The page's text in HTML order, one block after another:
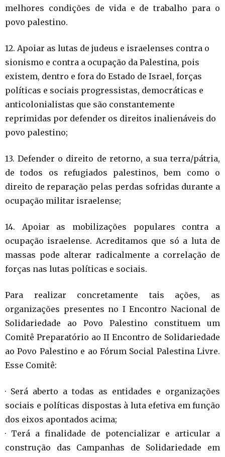
melhores condições de vida e de trabalho para o
povo palestino.
12. Apoiar as lutas de judeus e israelenses contra o
sionismo e contra a ocupação da Palestina, pois
existem, dentro e fora do Estado de Israel, forças
políticas e sociais progressistas, democráticas e
anticolonialistas que são constantemente
reprimidas por defender os direitos inalienáveis do
povo palestino;
13. Defender o direito de retorno, a sua terra/pátria,
de todos os refugiados palestinos, bem como o
direito de reparação pelas perdas sofridas durante a
ocupação militar israelense;
14. Apoiar as mobilizações populares contra a
ocupação israelense. Acreditamos que só a luta de
massas pode alterar radicalmente a correlação de
forças nas lutas políticas e sociais.
Para realizar concretamente tais ações, as
organizações presentes no I Encontro Nacional de
Solidariedade ao Povo Palestino constituem um
Comitê Preparatório ao II Encontro de Solidariedade
ao Povo Palestino e ao Fórum Social Palestina Livre.
Esse Comitê:
· Será aberto a todas as entidades e organizações
sociais e políticas dispostas à luta efetiva em função
dos eixos apontados acima;
· Terá a finalidade de potencializar e articular a
construção das Campanhas de Solidariedade em